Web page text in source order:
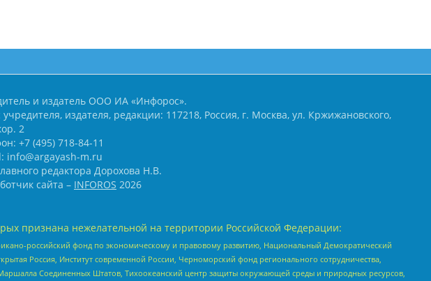
и издатель ООО ИА «Инфорос».
учредителя, издателя, редакции: 117218, Россия, г. Москва, ул. Кржижановского,
2
+7 (495) 718-84-11
info@argayash-m.ru
редактора Дорохова Н.В.
сайта – INFOROS 2026
признана нежелательной на территории Российской Федерации:
российский фонд по экономическому и правовому развитию, Национальный Демократический
Россия, Институт современной России, Черноморский фонд регионального сотрудничества,
Соединенных Штатов, Тихоокеанский центр защиты окружающей среды и природных ресурсов,